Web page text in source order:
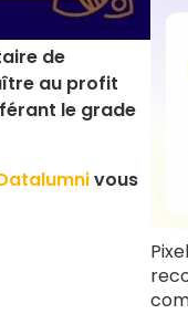
de
au profit
le grade
vous